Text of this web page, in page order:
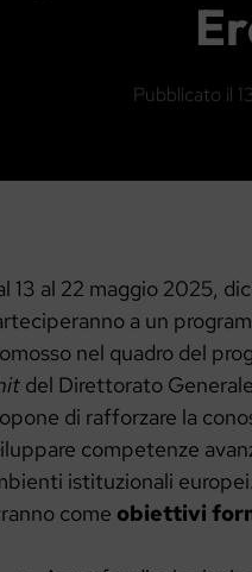
Pubblicato il
13 al 22 maggio 2025,
a un
nel quadro del
del Direttorato
di rafforzare la
competenze
istituzionali
come obiettivi